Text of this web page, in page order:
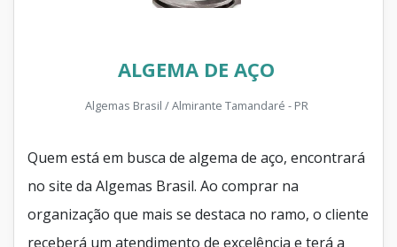
ALGEMA DE AÇO
Algemas Brasil / Almirante Tamandaré - PR
Quem está em busca de algema de aço, encontrará
no site da Algemas Brasil. Ao comprar na
organização que mais se destaca no ramo, o cliente
receberá um atendimento de excelência e terá a